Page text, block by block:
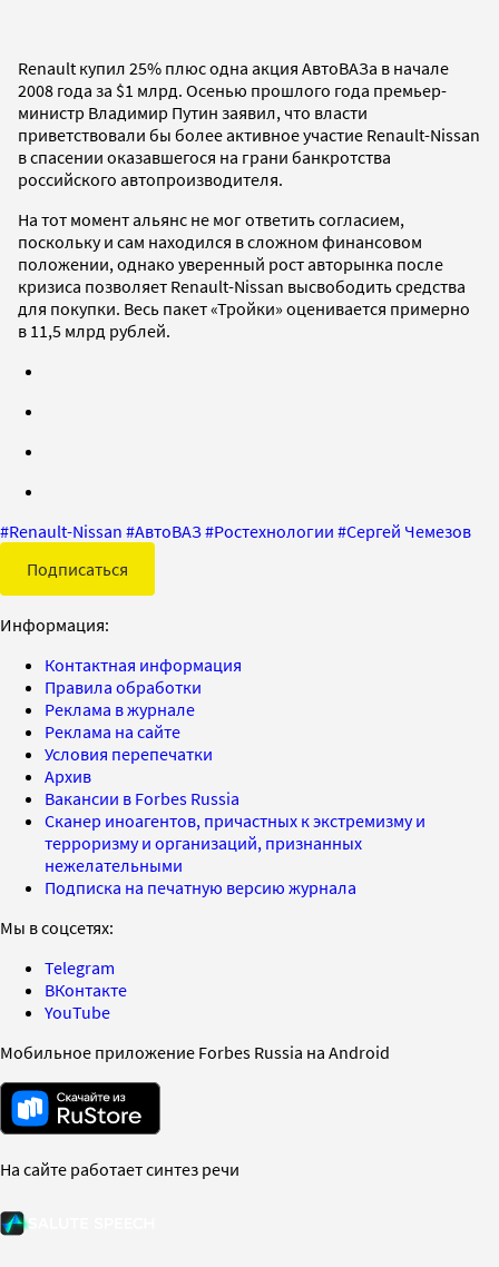
Renault купил 25% плюс одна акция АвтоВАЗа в начале
2008 года за $1 млрд. Осенью прошлого года премьер-
министр Владимир Путин заявил, что власти
приветствовали бы более активное участие Renault-Nissan
в спасении оказавшегося на грани банкротства
российского автопроизводителя.
На тот момент альянс не мог ответить согласием,
поскольку и сам находился в сложном финансовом
положении, однако уверенный рост авторынка после
кризиса позволяет Renault-Nissan высвободить средства
для покупки. Весь пакет «Тройки» оценивается примерно
в 11,5 млрд рублей.
#Renault-Nissan #АвтоВАЗ#Ростехнологии #Сергей Чемезов
Подписаться
Информация:
Контактная информация
Правила обработки
Реклама в журнале
Реклама на сайте
Условия перепечатки
Архив
Вакансии в Forbes Russia
Сканер иноагентов, причастных к экстремизму и
терроризму и организаций, признанных
нежелательными
Подписка на печатную версию журнала
Мы в соцсетях:
Telegram
ВКонтакте
YouTube
Мобильное приложение Forbes Russia на Android
На сайте работает синтез речи